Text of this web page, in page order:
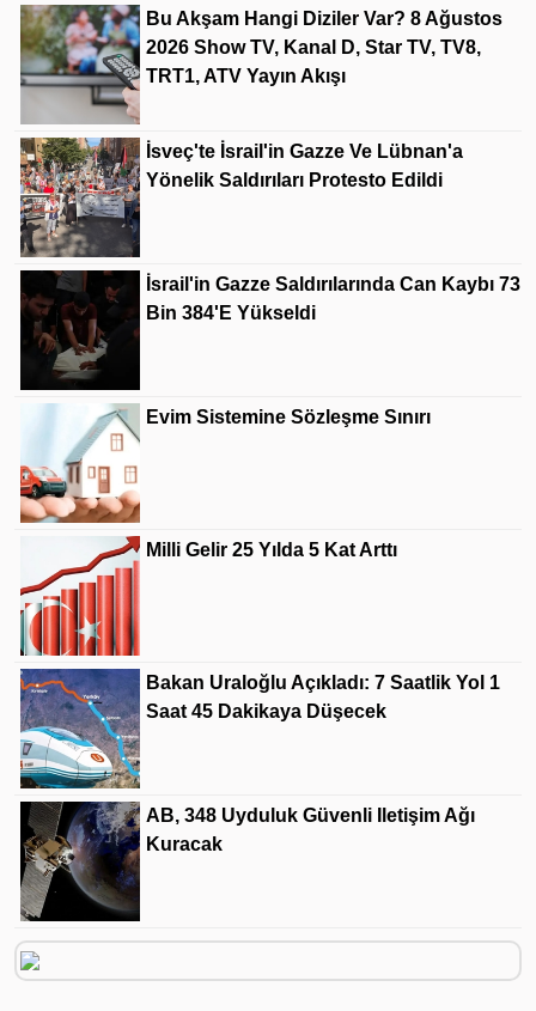
Bu Akşam Hangi Diziler Var? 8 Ağustos
2026 Show TV, Kanal D, Star TV, TV8,
TRT1, ATV Yayın Akışı
İsveç'te İsrail'in Gazze Ve Lübnan'a
Yönelik Saldırıları Protesto Edildi
İsrail'in Gazze Saldırılarında Can Kaybı 73
Bin 384'e Yükseldi
Evim Sistemine Sözleşme Sınırı
Milli Gelir 25 Yılda 5 Kat Arttı
Bakan Uraloğlu Açıkladı: 7 Saatlik Yol 1
Saat 45 Dakikaya Düşecek
AB, 348 Uyduluk Güvenli Iletişim Ağı
Kuracak